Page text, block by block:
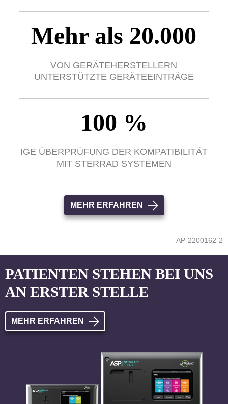
Mehr als 20.000
VON GERÄTEHERSTELLERN
UNTERSTÜTZTE GERÄTEEINTRÄGE
100 %
IGE ÜBERPRÜFUNG DER KOMPATIBILITÄT
MIT STERRAD SYSTEMEN
MEHR ERFAHREN
AP-2200162-2
PATIENTEN STEHEN BEI UNS
AN ERSTER STELLE
MEHR ERFAHREN